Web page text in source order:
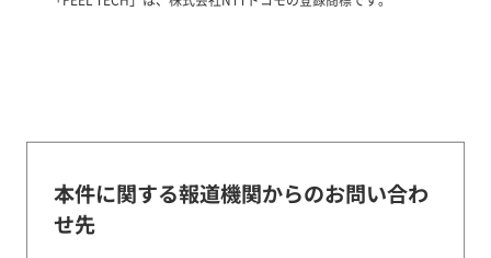
本件に関する報道機関からのお問い合わ
せ先